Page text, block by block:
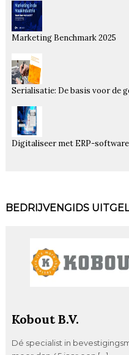
Marketing Benchmark 2025
Serialisatie: De basis voor de
Digitaliseer met ERP-
BEDRIJVENGIDS
Kobout B.V.
Dé specialist in